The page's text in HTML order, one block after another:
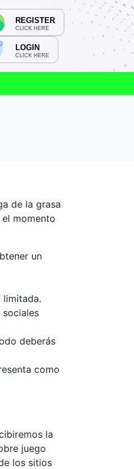
REGISTER
CLICK HERE
LOGIN
CLICK HERE
de la grasa
momento
un
limitada.
deberás
como
la
juego
los sitios